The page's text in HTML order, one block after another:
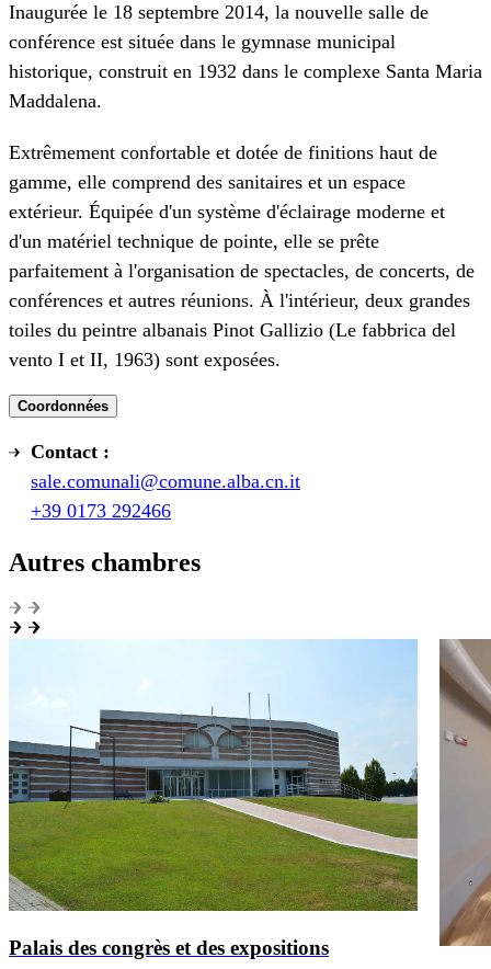
Inaugurée le 18 septembre 2014, la nouvelle salle de
conférence est située dans le gymnase municipal
historique, construit en 1932 dans le complexe Santa Maria
Maddalena.
Extrêmement confortable et dotée de finitions haut de
gamme, elle comprend des sanitaires et un espace
extérieur. Équipée d'un système d'éclairage moderne et
d'un matériel technique de pointe, elle se prête
parfaitement à l'organisation de spectacles, de concerts, de
conférences et autres réunions. À l'intérieur, deux grandes
toiles du peintre albanais Pinot Gallizio (Le fabbrica del
vento I et II, 1963) sont exposées.
Coordonnées
Contact :
sale.comunali@comune.alba.cn.it
+39 0173 292466
Autres chambres
Palais des congrès et des expositions